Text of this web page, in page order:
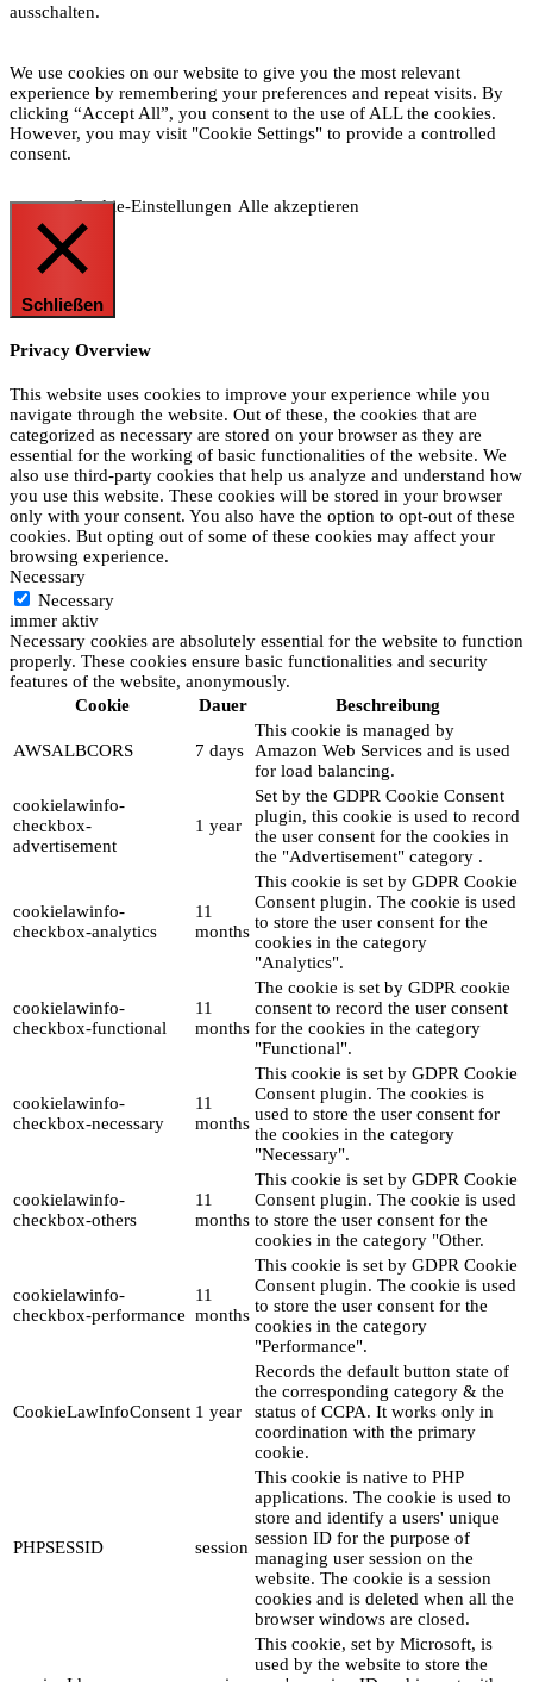
ausschalten.
We use cookies on our website to give you the most relevant
experience by remembering your preferences and repeat visits. By
clicking “Accept All”, you consent to the use of ALL the cookies.
However, you may visit "Cookie Settings" to provide a controlled
consent.
Cookie-Einstellungen Alle akzeptieren
Schließen
Privacy Overview
This website uses cookies to improve your experience while you
navigate through the website. Out of these, the cookies that are
categorized as necessary are stored on your browser as they are
essential for the working of basic functionalities of the website. We
also use third-party cookies that help us analyze and understand how
you use this website. These cookies will be stored in your browser
only with your consent. You also have the option to opt-out of these
cookies. But opting out of some of these cookies may affect your
browsing experience.
Necessary
Necessary
immer aktiv
Necessary cookies are absolutely essential for the website to function
properly. These cookies ensure basic functionalities and security
features of the website, anonymously.
Cookie
Dauer Beschreibung
AWSALBCORS 7 days
This cookie is managed by
Amazon Web Services and is used
for load balancing.
cookielawinfo-
checkbox-
advertisement
1 year
Set by the GDPR Cookie Consent
plugin, this cookie is used to record
the user consent for the cookies in
the "Advertisement" category .
cookielawinfo-
checkbox-analytics
11
months
This cookie is set by GDPR Cookie
Consent plugin. The cookie is used
to store the user consent for the
cookies in the category
"Analytics".
cookielawinfo-
checkbox-functional
11
months
The cookie is set by GDPR cookie
consent to record the user consent
for the cookies in the category
"Functional".
cookielawinfo-
checkbox-necessary
11
months
This cookie is set by GDPR Cookie
Consent plugin. The cookies is
used to store the user consent for
the cookies in the category
"Necessary".
cookielawinfo-
checkbox-others
11
months
This cookie is set by GDPR Cookie
Consent plugin. The cookie is used
to store the user consent for the
cookies in the category "Other.
cookielawinfo-
checkbox-performance
11
months
This cookie is set by GDPR Cookie
Consent plugin. The cookie is used
to store the user consent for the
cookies in the category
"Performance".
CookieLawInfoConsent 1 year
Records the default button state of
the corresponding category & the
status of CCPA. It works only in
coordination with the primary
cookie.
PHPSESSID session
This cookie is native to PHP
applications. The cookie is used to
store and identify a users' unique
session ID for the purpose of
managing user session on the
website. The cookie is a session
cookies and is deleted when all the
browser windows are closed.
This cookie, set by Microsoft, is
used by the website to store the